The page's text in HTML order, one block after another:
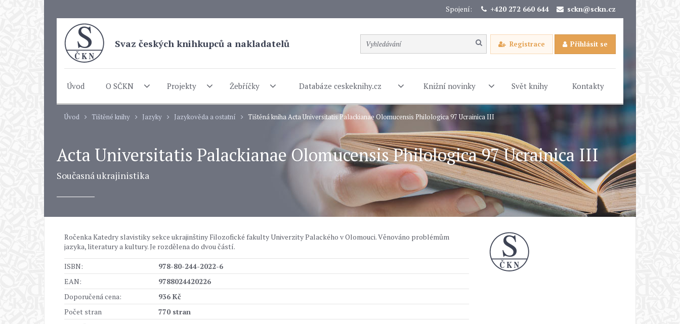
Spojení: +420 272 660 644 sckn@sckn.cz
Svaz českých knihkupců a nakladatelů Registrace Přihlásit se
Úvod O SČKN Projekty Žebříčky Databáze ceskeknihy.cz Knižní novinky Svět knihy Kontakty
Úvod Tištěné knihy Jazyky Jazykověda a ostatní Tištěná kniha Acta Universitatis Palackianae Olomucensis Philologica 97 Ucrainica III
Acta Universitatis Palackianae Olomucensis Philologica 97 Ucrainica III
Současná ukrajinistika
Ročenka Katedry slavistiky sekce ukrajinštiny Filozofické fakulty Univerzity Palackého v Olomouci. Věnováno problémům
jazyka, literatury a kultury. Je rozdělena do dvou částí.
ISBN:
978-80-244-2022-6
EAN:
9788024420226
Doporučená cena:
936 Kč
Počet stran
770 stran